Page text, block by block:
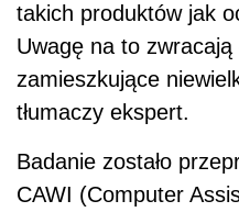
takich produktów jak
Uwagę na to
zamieszkujące
tłumaczy ekspert.
Badanie zostało
CAWI (Computer